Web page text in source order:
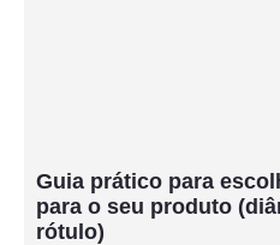
Guia prático para
para o seu produto
rótulo)